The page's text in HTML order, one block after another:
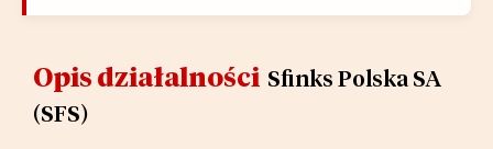
Opis działalności Sfinks Polska SA
(SFS)